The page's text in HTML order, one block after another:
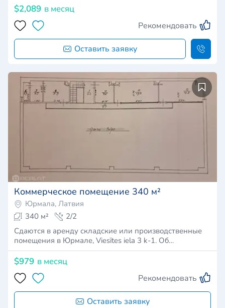
$2,089 в месяц
Рекомендовать
Оставить заявку
Коммерческое помещение 340 м²
Юрмала, Латвия
340 м²
2/2
Сдаются в аренду складские или производственные
помещения в Юрмале, Viesītes iela 3 k-1. Об…
$979 в месяц
Рекомендовать
Оставить заявку